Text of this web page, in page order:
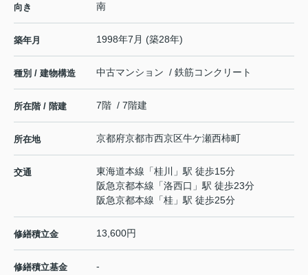
向き 南
築年月 1998年7月 (築28年)
種別 / 建物構造 中古マンション / 鉄筋コンクリート
所在階 / 階建 7階 / 7階建
所在地 京都府京都市西京区牛ケ瀬西柿町
交通 東海道本線 「桂川
」駅 徒歩15分
阪急京都本線 「洛西口 」駅 徒歩23分
阪急京都本線 「桂 」駅 徒歩25分
修繕積立金 13,600円
修繕積立基金 -